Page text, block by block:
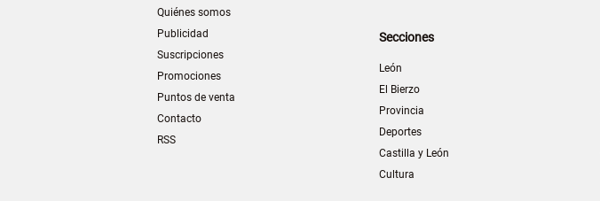
Quiénes somos
Publicidad
Suscripciones
Promociones
Puntos de venta
Contacto
RSS
Secciones
León
El Bierzo
Provincia
Deportes
Castilla y León
Cultura